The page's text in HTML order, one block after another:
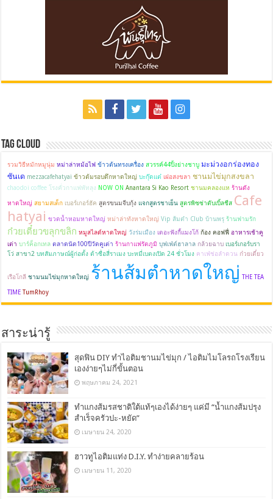
Tag Cloud
รวมวิธีหมักหมูนุ่ม หม่าล่าหม้อไฟ ข้าวต้นทรงเครื่อง สวรรค์44ปิ้งย่างชาบู มะม่วงอกร่องทอง
ซันเด mezzacafehatyai ข้าวต้มรอบดึกหาดใหญ่ บะกุ๊ดแต๋ เฝอสงขลา ชานมไข่มุกสงขลา
chaodoi coffee โรงคั่วกาแฟพัทลุง NOW ON Anantara Si Kao Resort ชานมคลองแห ร้านดัง
หาดใหญ่ สยามสเต็ก เบอร์เกอร์ฮัค สูตรขนมจีบกุ้ง แจกสูตรชาเย็น สูตรพิซซ่าดับเบิ้ลชีส Cafe
hatyai ขวดน้ำหอมหาดใหญ่ หม่าล่าทังหาดใหญ่ Vip ส้มตำ Club บ้านพรุ ร้านฟามรัก
ก๋วยเตี๋ยวขลุกขลิก หมูสไลด์หาดใหญ่ วังร่มเมือง เดอะฟังกี้แมงโก้ ก้อง คอฟฟี่ อาหารเช้าคู
เต่า บาร์ค็อกเทล ตลาดนัด100ปีวัดคูเต่า ร้านกาแฟรัตภูมิ บุฟเฟ่ต์ฮาลาล กล้วยฉาบ เบอร์เกอร์บรา
โว่ สาขา2 บทสัมภาษณ์ผู้ก่อตั้ง ต้าซื่อสี่ราเมง บะหมี่เบตงเปิด 24 ชั่วโมง คาเฟ่ช่อลำดวน ก๋วยเตี๋ยว
เรือโกลี ชามนมไข่มุกหาดใหญ่ ร้านส้มตำหาดใหญ่ THE TEA
TIME TumRhoy
สาระน่ารู้
สุดฟิน DIY ทำไอติมชานมไข่มุก / ไอติมไมโลรถโรงเรียน
เองง่ายๆไม่กี่ขั้นตอน
พฤษภาคม 24, 2021
ทำแกงส้มรสชาติใต้แท้ๆเองได้ง่ายๆ แค่มี “น้ำแกงส้มปรุง
สำเร็จครัวปะ-หยัด”
เมษายน 24, 2020
ฮาวทูไอติมแท่ง D.I.Y. ทำง่ายคลายร้อน
เมษายน 11, 2020